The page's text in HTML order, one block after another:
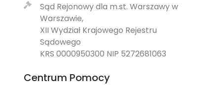
Sąd Rejonowy dla m.st. Warszawy w
Warszawie,
XII Wydział Krajowego Rejestru
Sądowego
KRS 0000950300 NIP 5272681063
Centrum Pomocy